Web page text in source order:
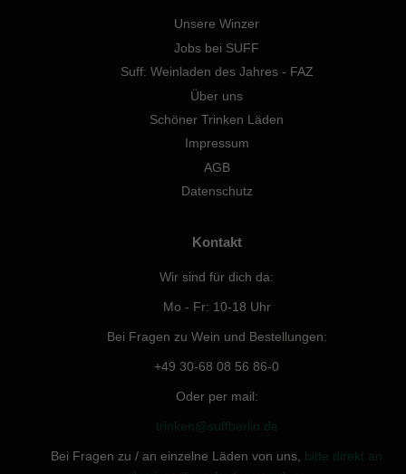
Unsere Winzer
Jobs bei SUFF
Suff: Weinladen des Jahres - FAZ
Über uns
Schöner Trinken Läden
Impressum
AGB
Datenschutz
Kontakt
Wir sind für dich da:
Mo - Fr: 10-18 Uhr
Bei Fragen zu Wein und Bestellungen:
+49 30-68 08 56 86-0
Oder per mail:
trinken@suffberlin.de
Bei Fragen zu / an einzelne Läden von uns, bitte direkt an